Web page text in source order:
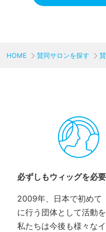
HOME 賛同サロンを探す
必ずしもウィッグを必
2009年、日本で初めて
に行う団体として活動を
私たちは今後も様々な